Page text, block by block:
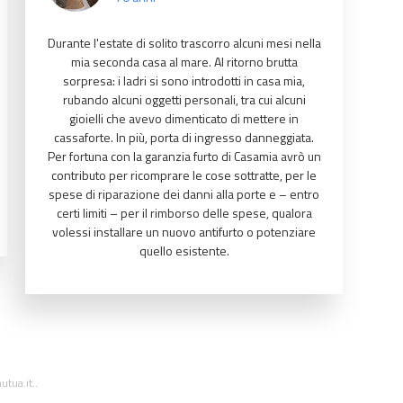
Durante l'estate di solito trascorro alcuni mesi nella
mia seconda casa al mare. Al ritorno brutta
sorpresa: i ladri si sono introdotti in casa mia,
rubando alcuni oggetti personali, tra cui alcuni
gioielli che avevo dimenticato di mettere in
cassaforte. In più, porta di ingresso danneggiata.
Per fortuna con la garanzia furto di Casamia avrò un
contributo per ricomprare le cose sottratte, per le
spese di riparazione dei danni alla porte e – entro
certi limiti – per il rimborso delle spese, qualora
volessi installare un nuovo antifurto o potenziare
quello esistente.